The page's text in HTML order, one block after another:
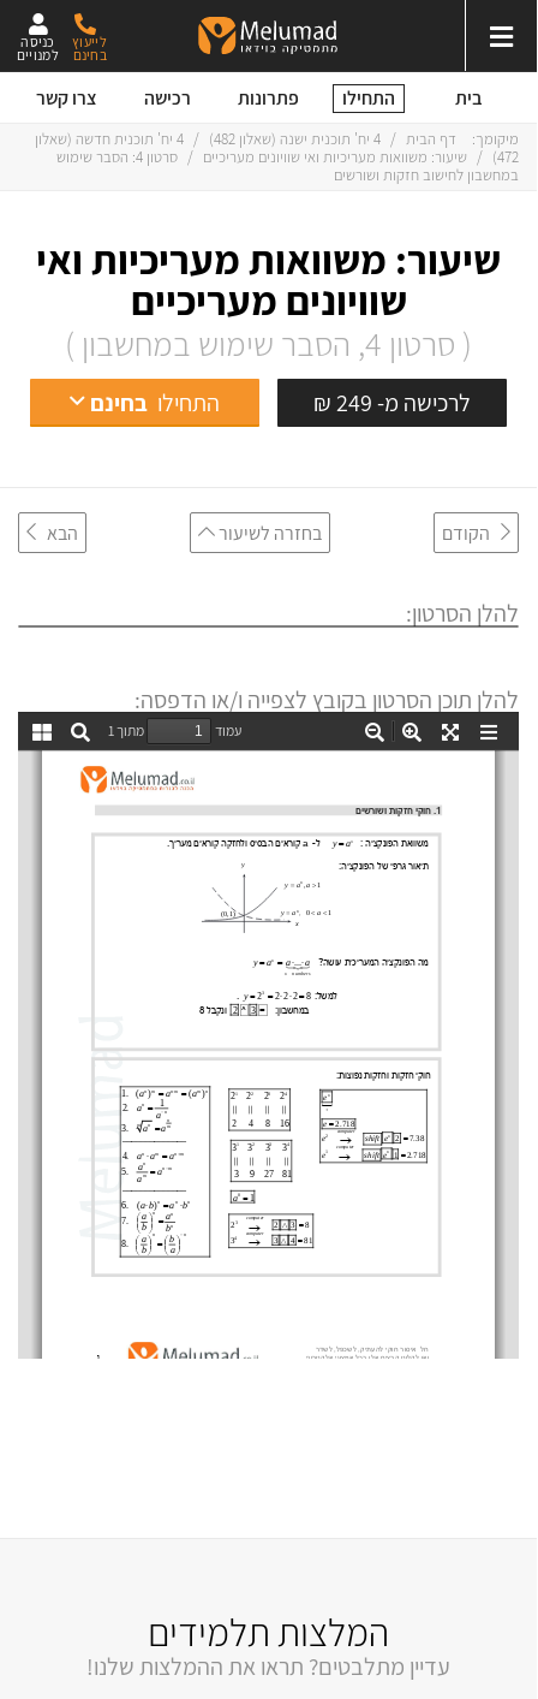
כניסה
למנויים
לייעוץ
בחינם
בית התחילו פתרונות רכישה צרו קשר
שיעור: משוואות מעריכיות ואי
שוויונים מעריכיים
( סרטון 4, הסבר שימוש במחשבון )
לרכישה מ- 249 ₪ התחילו בחינם
מיקומך: דף הבית / 4 יח' תוכנית ישנה (שאלון 482 )
/ 4 יח' תוכנית חדשה (שאלון
472
)
/ שיעור: משוואות מעריכיות ואי שוויונים מעריכיים /
סרטון 4: הסבר שימוש
במחשבון לחישוב חזקות ושורשים
הקודם בחזרה לשיעור הבא
להלן הסרטון:
להלן תוכן הסרטון בקובץ לצפייה ו/או הדפסה:
המלצות תלמידים
עדיין מתלבטים? תראו את ההמלצות שלנו!